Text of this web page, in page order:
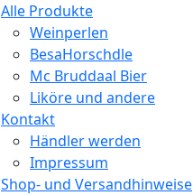
Alle Produkte
Weinperlen
BesaHorschdle
Mc Bruddaal Bier
Liköre und andere
Kontakt
Händler werden
Impressum
Shop- und Versandhinweise